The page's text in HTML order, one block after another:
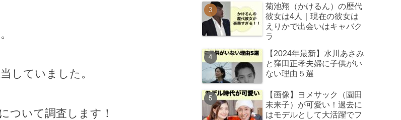
していました。
ついて調査します！
菊池翔（かけるん）の歴代
彼女は4人｜現在の彼女は
えりかで出会いはキャバク
ラ
【2024年最新】水川あさみ
と窪田正孝夫婦に子供がい
ない理由５選
【画像】ヨメサック（園田
未来子）が可愛い！過去に
はモデルとして大活躍でフ